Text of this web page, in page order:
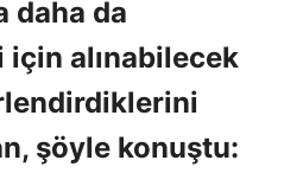
daha da
alınabilecek
şöyle konuştu: